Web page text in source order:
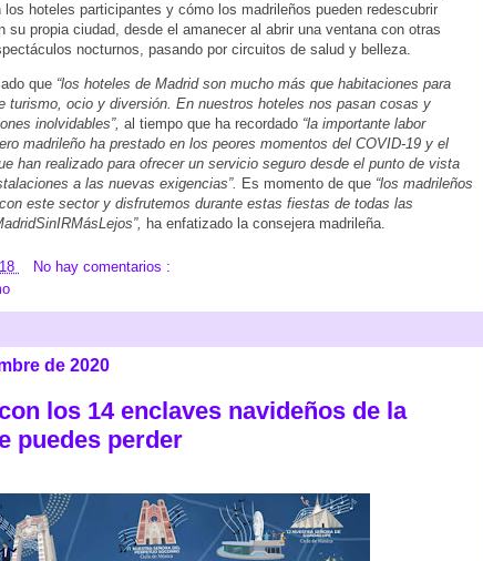
hoteles participantes y cómo los madrileños pueden redescubrir
su propia ciudad, desde el amanecer al abrir una ventana con otras
nocturnos, pasando por circuitos de salud y belleza.
que “los hoteles de Madrid son mucho más que habitaciones para
turismo, ocio y diversión. En nuestros hoteles nos pasan cosas y
inolvidables”, al tiempo que ha recordado “la importante labor
madrileño ha prestado en los peores momentos del COVID-19 y el
han realizado para ofrecer un servicio seguro desde el punto de vista
a las nuevas exigencias”. Es momento de que “los madrileños
este sector y disfrutemos durante estas fiestas de todas las
ha enfatizado la consejera madrileña.
No hay comentarios :
de 2020
los 14 enclaves navideños de la
puedes perder